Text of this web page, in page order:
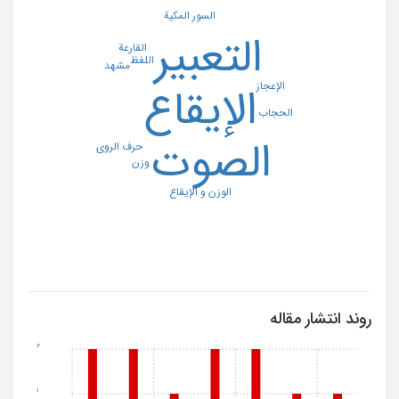
الإیقاع
التعبیر
الصوت
الإعجاز
الحجاب
السور المکیة
القارعة
اللفظ
الوزن و الإیقاع
حرف الروی
مشهد
وزن
روند انتشار مقاله
1
2